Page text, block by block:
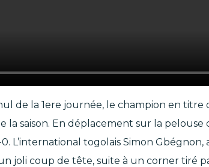
de la 1ere journée, le champion en titre
la saison. En déplacement sur la pelouse
0. L’international togolais Simon
joli coup de tête, suite à un corner tiré